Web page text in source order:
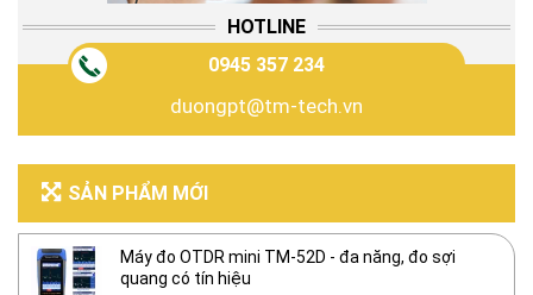
HOTLINE
0945 357 234
duongpt@tm-tech.vn
SẢN PHẨM MỚI
Máy đo OTDR mini TM-52D - đa năng, đo sợi
quang có tín hiệu